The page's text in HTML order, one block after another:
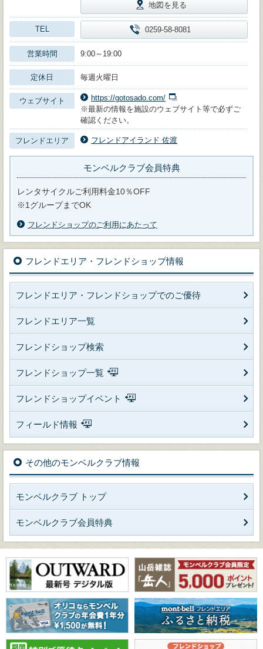
地図を見る
TEL 0259-58-8081
営業時間 9:00～19:00
定休日 毎週火曜日
ウェブサイト
https://gotosado.com/
※最新の情報を施設のウェブサイト等で必ずご
確認ください。
フレンドエリア フレンドアイランド 佐渡
モンベルクラブ会員特典
レンタサイクルご利用料金10％OFF
※1グループまでOK
フレンドショップのご利用にあたって
フレンドエリア・フレンドショップ情報
フレンドエリア・フレンドショップでのご優待
フレンドエリア一覧
フレンドショップ検索
フレンドショップ一覧
フレンドショップイベント
フィールド情報
その他のモンベルクラブ情報
モンベルクラブ トップ
モンベルクラブ会員特典